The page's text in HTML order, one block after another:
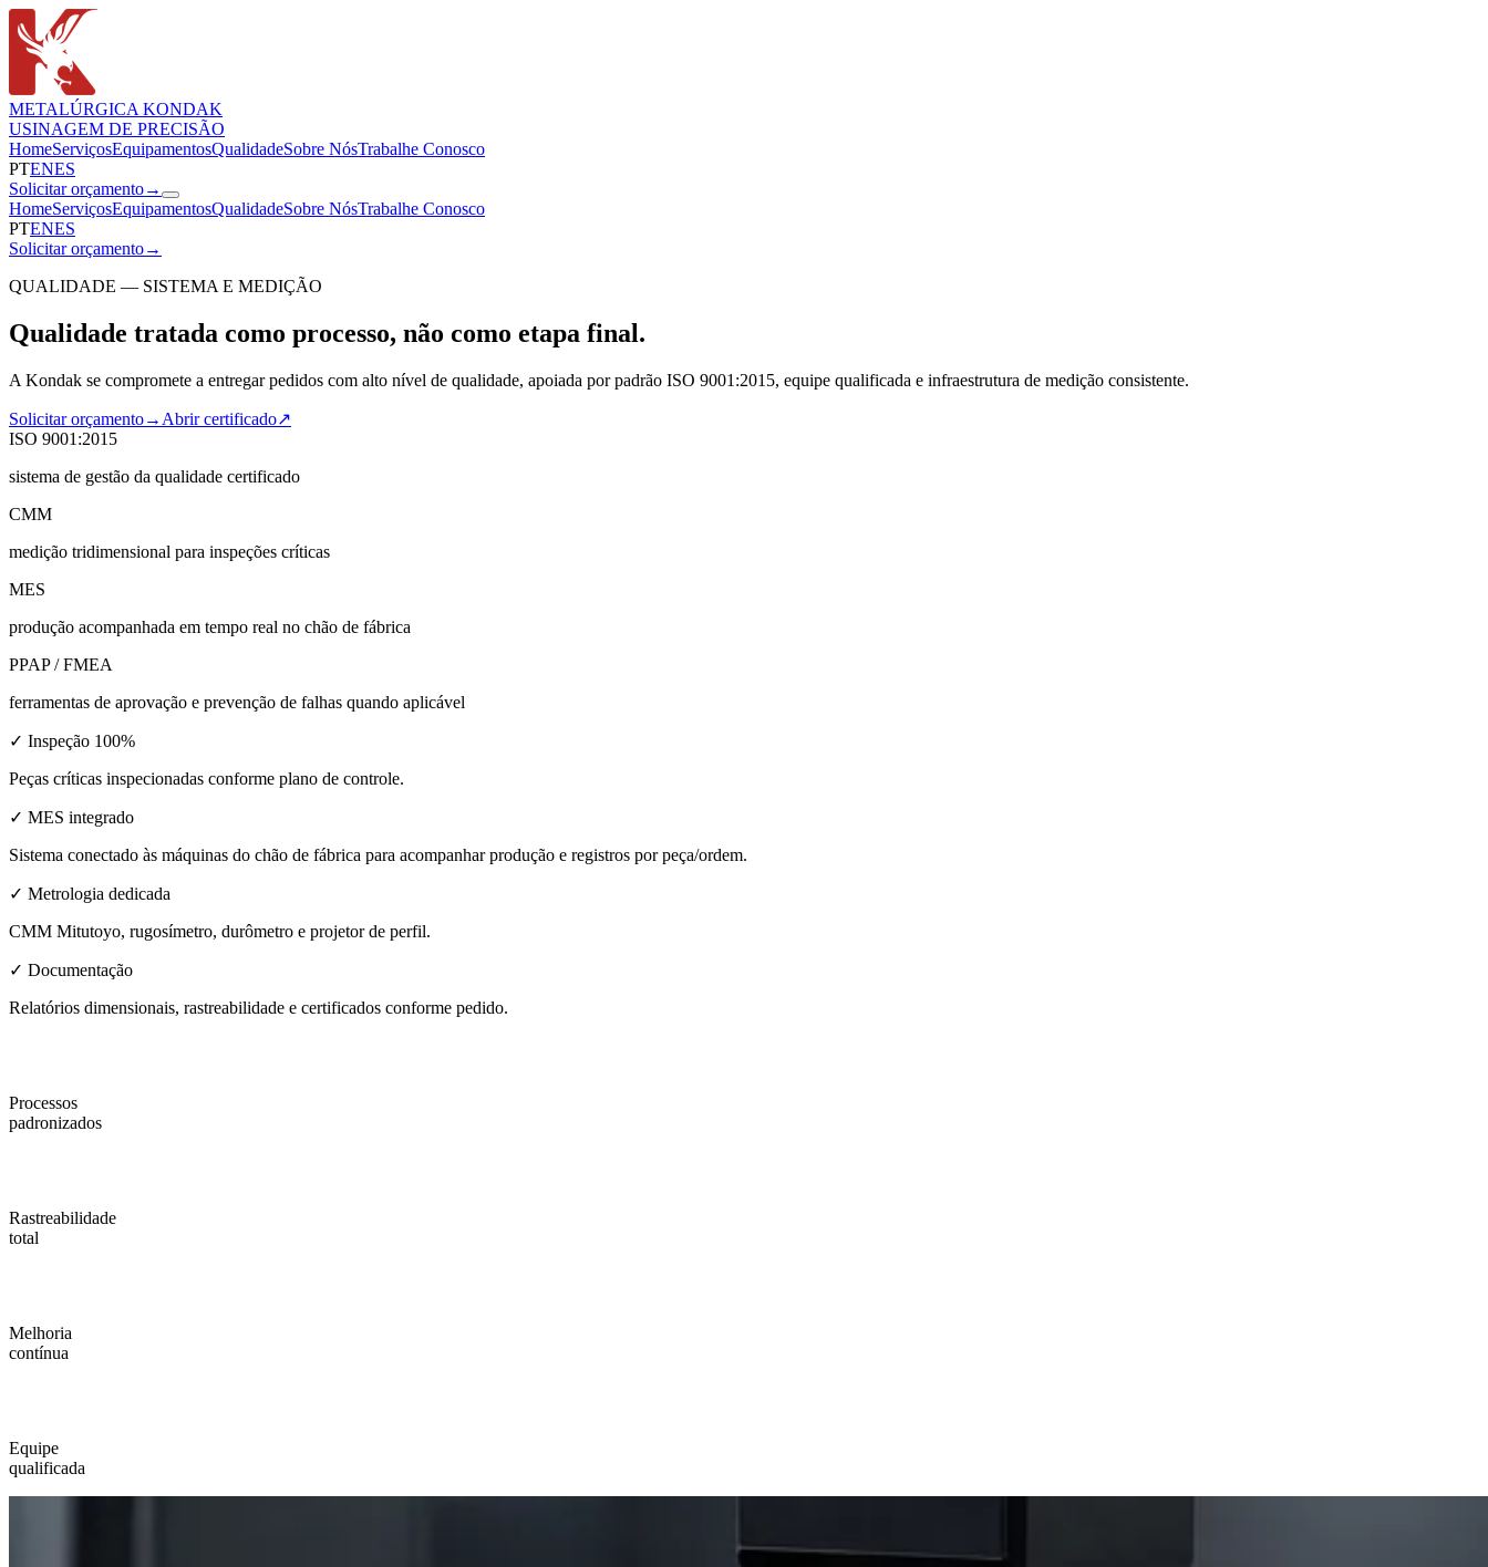
METALÚRGICA KONDAK
USINAGEM DE PRECISÃO
HomeServiçosEquipamentosQualidadeSobre NósTrabalhe Conosco
PTENES
Solicitar orçamento→
HomeServiçosEquipamentosQualidadeSobre NósTrabalhe Conosco
PTENES
Solicitar orçamento→
QUALIDADE — SISTEMA E MEDIÇÃO
Qualidade tratada como processo, não como etapa final.
A Kondak se compromete a entregar pedidos com alto nível de qualidade, apoiada por padrão ISO 9001:2015, equipe qualificada e infraestrutura de medição consistente.
Solicitar orçamento→ Abrir certificado↗
ISO 9001:2015
sistema de gestão da qualidade certificado
CMM
medição tridimensional para inspeções críticas
MES
produção acompanhada em tempo real no chão de fábrica
PPAP / FMEA
ferramentas de aprovação e prevenção de falhas quando aplicável
✓ Inspeção 100%
Peças críticas inspecionadas conforme plano de controle.
✓ MES integrado
Sistema conectado às máquinas do chão de fábrica para acompanhar produção e registros por peça/ordem.
✓ Metrologia dedicada
CMM Mitutoyo, rugosímetro, durômetro e projetor de perfil.
✓ Documentação
Relatórios dimensionais, rastreabilidade e certificados conforme pedido.
Processos
padronizados
Rastreabilidade
total
Melhoria
contínua
Equipe
qualificada